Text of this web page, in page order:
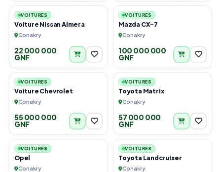
VOITURES
Voiture Nissan Almera
Conakry
22 000 000
GNF
VOITURES
Mazda CX-7
Conakry
100 000 000
GNF
6
VOITURES
Voiture Chevrolet
Conakry
55 000 000
GNF
6
VOITURES
Toyota Matrix
Conakry
57 000 000
GNF
6
VOITURES
Opel
Conakry
6
VOITURES
Toyota Landcruiser
Conakry